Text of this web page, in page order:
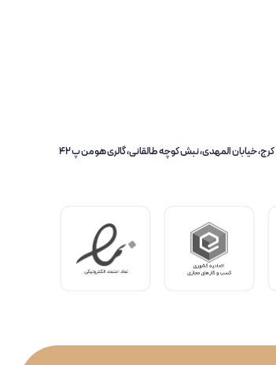
کرج، خیابان المهدی، نبش کوچه طالقانی، گالری هومن پ 42